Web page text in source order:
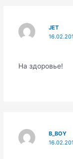
JET
На здоровье!
B_BOY